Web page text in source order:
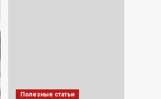
Полезные статьи